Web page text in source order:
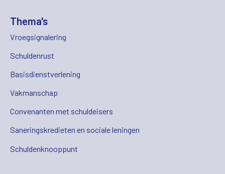
Thema's
Vroegsignalering
Schuldenrust
Basisdienstverlening
Vakmanschap
Convenanten met schuldeisers
Saneringskredieten en sociale leningen
Schuldenknooppunt